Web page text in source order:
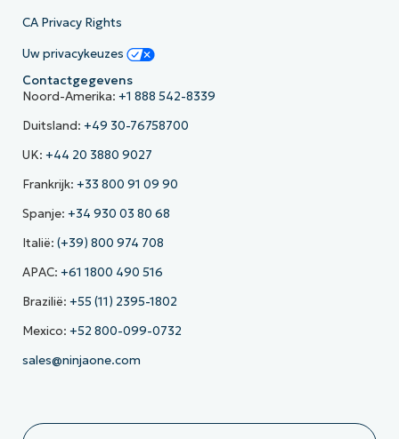
CA Privacy Rights
Uw privacykeuzes
Contactgegevens
Noord-Amerika: +1 888 542-8339
Duitsland: +49 30-76758700
UK: +44 20 3880 9027
Frankrijk: +33 800 91 09 90
Spanje: +34 930 03 80 68
Italië: (+39) 800 974 708
APAC: +61 1800 490 516
Brazilië: +55 (11) 2395-1802
Mexico: +52 800-099-0732
sales@ninjaone.com